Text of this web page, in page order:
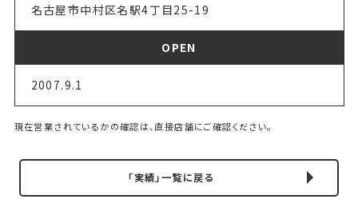
名古屋市中村区名駅4丁目25-19
OPEN
2007.9.1
現在営業されているかの確認は、直接店舗にご確認ください。
「実績」一覧に戻る